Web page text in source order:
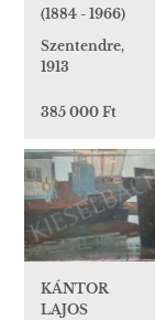
(1884 - 1966)
Szentendre,
1913
385 000 Ft
KÁNTOR
LAJOS